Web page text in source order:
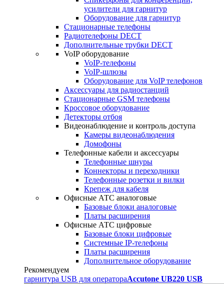
усилители для гарнитур
Оборудование для гарнитур
Стационарные телефоны
Радиотелефоны DECT
Дополнительные трубки DECT
VoIP оборудование
VoIP-телефоны
VoIP-шлюзы
Оборудование для VoIP телефонов
Аксессуары для радиостанций
Стационарные GSM телефоны
Кроссовое оборудование
Детекторы отбоя
Видеонаблюдение и контроль доступа
Камеры видеонаблюдения
Домофоны
Телефонные кабели и аксессуары
Телефонные шнуры
Коннекторы и переходники
Телефонные розетки и вилки
Крепеж для кабеля
Офисные АТС аналоговые
Базовые блоки аналоговые
Платы расширения
Офисные АТС цифровые
Базовые блоки цифровые
Системные IP-телефоны
Платы расширения
Дополнительное оборудование
Рекомендуем
гарнитура USB для оператораAccutone UB220 USB